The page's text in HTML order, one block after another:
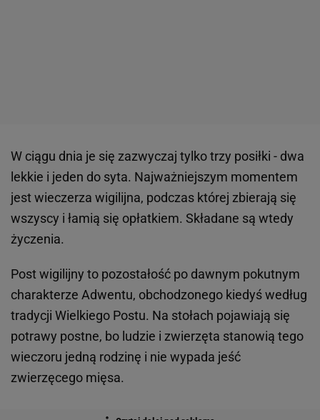
W ciągu dnia je się zazwyczaj tylko trzy posiłki - dwa
lekkie i jeden do syta. Najważniejszym momentem
jest wieczerza wigilijna, podczas której zbierają się
wszyscy i łamią się opłatkiem. Składane są wtedy
życzenia.
Post wigilijny to pozostałość po dawnym pokutnym
charakterze Adwentu, obchodzonego kiedyś według
tradycji Wielkiego Postu. Na stołach pojawiają się
potrawy postne, bo ludzie i zwierzęta stanowią tego
wieczoru jedną rodzinę i nie wypada jeść
zwierzęcego mięsa.